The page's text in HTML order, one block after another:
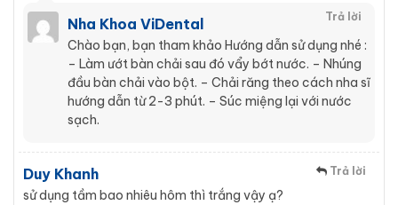
Nha Khoa ViDental Trả lời
Chào bạn, bạn tham khảo Hướng dẫn sử dụng nhé :
– Làm ướt bàn chải sau đó vẩy bớt nước. – Nhúng
đầu bàn chải vào bột. – Chải răng theo cách nha sĩ
hướng dẫn từ 2-3 phút. – Súc miệng lại với nước
sạch.
Duy Khanh Trả lời
sử dụng tầm bao nhiêu hôm thì trắng vậy ạ?